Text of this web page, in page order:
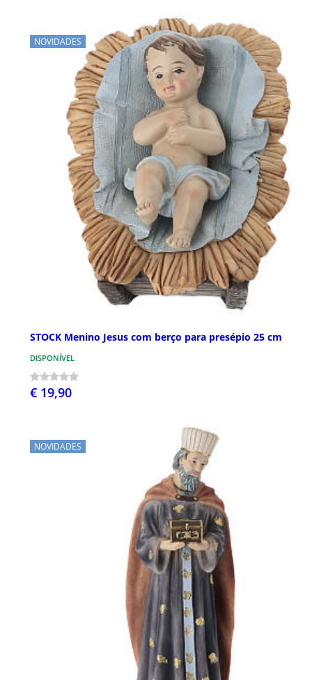
NOVIDADES
STOCK Menino Jesus com berço para presépio 25 cm
DISPONÍVEL
€ 19,90
NOVIDADES